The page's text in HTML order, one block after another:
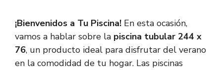
¡Bienvenidos a Tu Piscina! En esta ocasión,
vamos a hablar sobre la piscina tubular 244 x
76, un producto ideal para disfrutar del verano
en la comodidad de tu hogar. Las piscinas